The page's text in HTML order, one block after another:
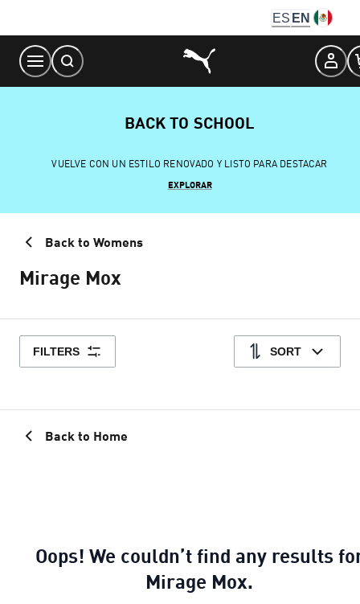
Content
ES EN
BACK TO SCHOOL
VUELVE CON UN ESTILO RENOVADO Y LISTO PARA DESTACAR
EXPLORAR
Back to Womens
Mirage Mox
FILTERS SORT
Back to Home
Oops! We couldn’t find any results
Mirage Mox.